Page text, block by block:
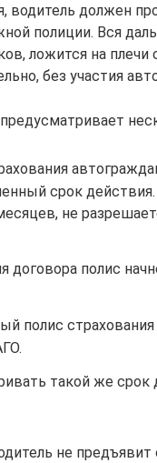
водитель должен
полиции. Вся
ложится на плечи
без участия
срок
не
договора полис
полис
такой же срок
не